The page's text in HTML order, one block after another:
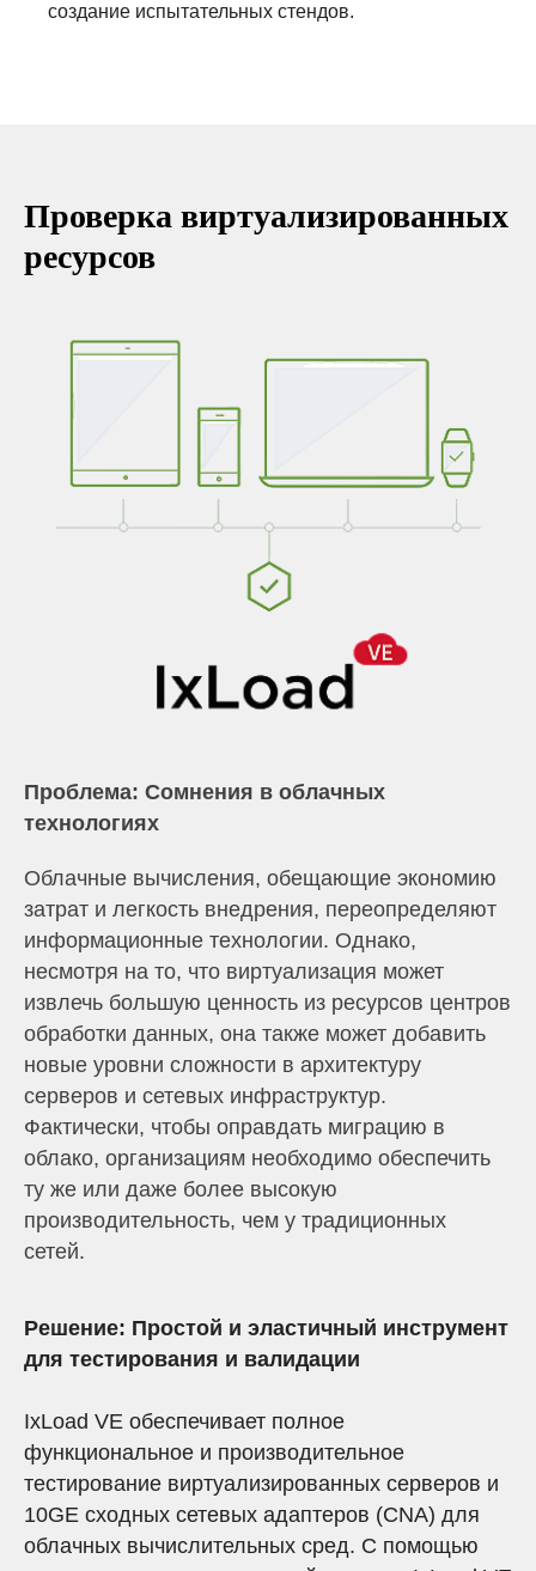
создание испытательных стендов.
Проверка виртуализированных
ресурсов
Проблема: Сомнения в облачных
технологиях
Облачные вычисления, обещающие экономию
затрат и легкость внедрения, переопределяют
информационные технологии. Однако,
несмотря на то, что виртуализация может
извлечь большую ценность из ресурсов центров
обработки данных, она также может добавить
новые уровни сложности в архитектуру
серверов и сетевых инфраструктур.
Фактически, чтобы оправдать миграцию в
облако, организациям необходимо обеспечить
ту же или даже более высокую
производительность, чем у традиционных
сетей.
Решение: Простой и эластичный инструмент
для тестирования и валидации
IxLoad VE обеспечивает полное
функциональное и производительное
тестирование виртуализированных серверов и
10GE сходных сетевых адаптеров (CNA) для
облачных вычислительных сред. С помощью